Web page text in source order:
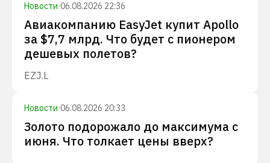
Новости·06.08.2026 22:36
Авиакомпанию EasyJet купит Apollo
за $7,7 млрд. Что будет с пионером
дешевых полетов?
EZJ.L
Новости·06.08.2026 20:33
Золото подорожало до максимума с
июня. Что толкает цены вверх?